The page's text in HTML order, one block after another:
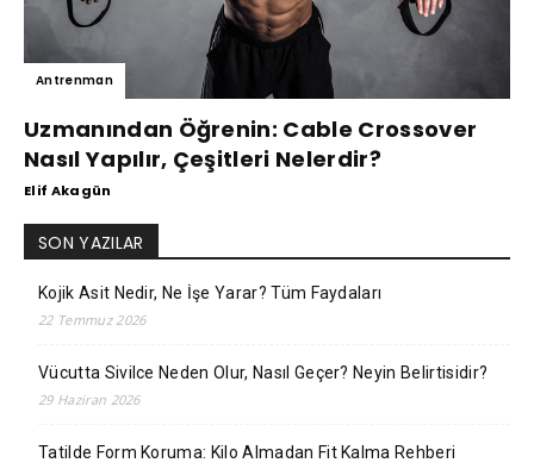
Antrenman
Uzmanından Öğrenin: Cable Crossover
Nasıl Yapılır, Çeşitleri Nelerdir?
Elif Akagün
SON YAZILAR
Kojik Asit Nedir, Ne İşe Yarar? Tüm Faydaları
22 Temmuz 2026
Vücutta Sivilce Neden Olur, Nasıl Geçer? Neyin Belirtisidir?
29 Haziran 2026
Tatilde Form Koruma: Kilo Almadan Fit Kalma Rehberi